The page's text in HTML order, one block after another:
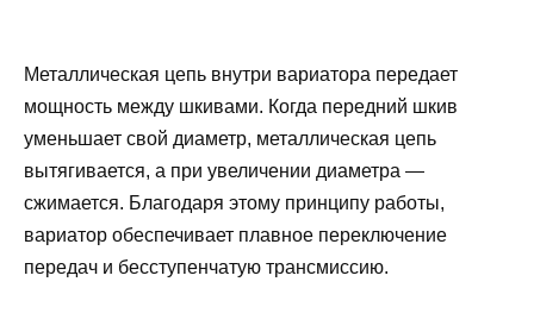
Металлическая цепь внутри вариатора передает
мощность между шкивами. Когда передний шкив
уменьшает свой диаметр, металлическая цепь
вытягивается, а при увеличении диаметра —
сжимается. Благодаря этому принципу работы,
вариатор обеспечивает плавное переключение
передач и бесступенчатую трансмиссию.